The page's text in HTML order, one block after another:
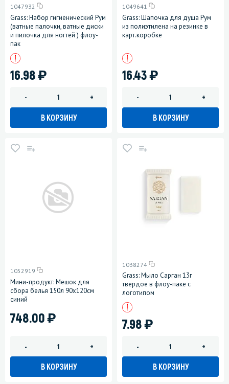
1047932
Grass: Набор гигиенический Рум
(ватные палочки, ватные диски
и пилочка для ногтей ) флоу-
пак
16.98)
- +
В КОРЗИНУ
1049641
Grass: Шапочка для душа Рум
из полиэтилена на резинке в
карт.коробке
16.43)
- +
В КОРЗИНУ
1052919
Мини-продукт: Мешок для
сбора белья 150л 90х120см
синий
748.00)
- +
В КОРЗИНУ
1038274
Grass: Мыло Сарган 13г
твердое в флоу-паке с
логотипом
7.98)
- +
В КОРЗИНУ